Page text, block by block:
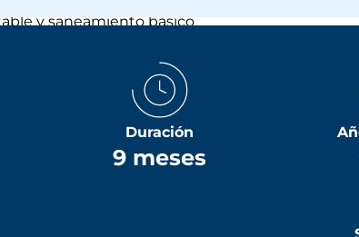
Duración
9 meses